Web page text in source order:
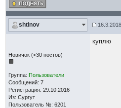
shtinov
Новичок (<30 постов)
Группа: Пользователи
Сообщений: 7
Регистрация: 29.10.2016
Из: Сургут
Пользователь №: 6201
куплю